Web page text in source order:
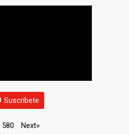
Suscríbete
580 Next»